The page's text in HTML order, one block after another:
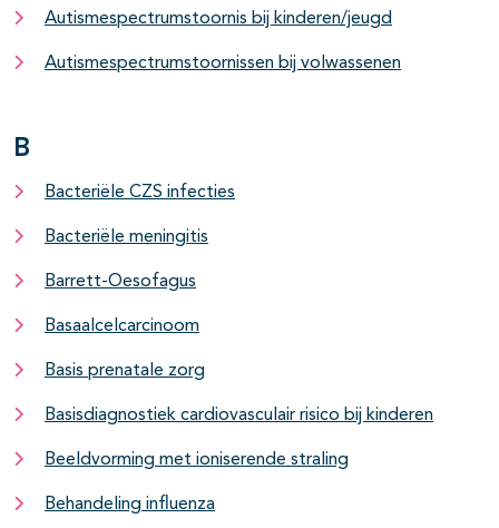
Autismespectrumstoornis bij kinderen/jeugd
Autismespectrumstoornissen bij volwassenen
B
Bacteriële CZS infecties
Bacteriële meningitis
Barrett-Oesofagus
Basaalcelcarcinoom
Basis prenatale zorg
Basisdiagnostiek cardiovasculair risico bij kinderen
Beeldvorming met ioniserende straling
Behandeling influenza